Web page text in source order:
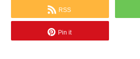
RSS
Pin it